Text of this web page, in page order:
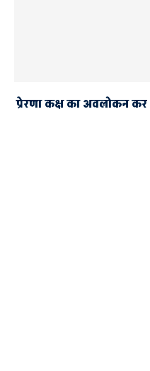
प्रेरणा कक्ष का अवलोकन कर